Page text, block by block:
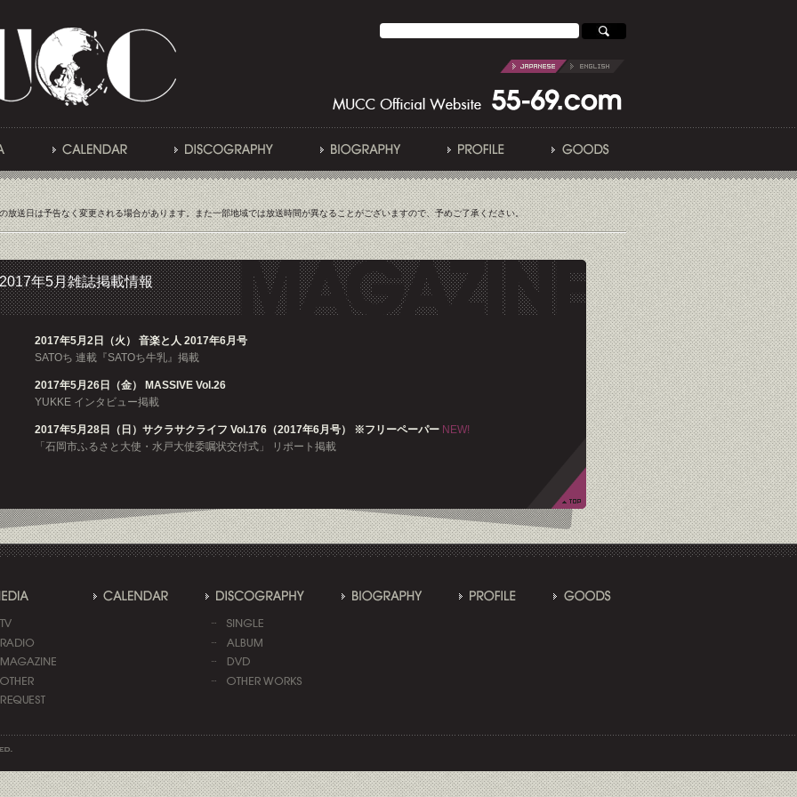
放送日は予告なく変更される場合があります。また一部地域では放送時間が異なることがございますので、予めご了承ください。
2017年5月雑誌掲載情報
2017年5月2日（火） 音楽と人 2017年6月号
SATOち 連載『SATOち牛乳』掲載
2017年5月26日（金） MASSIVE Vol.26
YUKKE インタビュー掲載
2017年5月28日（日）サクラサクライフ Vol.176（2017年6月号） ※フリーペーパー NEW!
「石岡市ふるさと大使・水戸大使委嘱状交付式」 リポート掲載